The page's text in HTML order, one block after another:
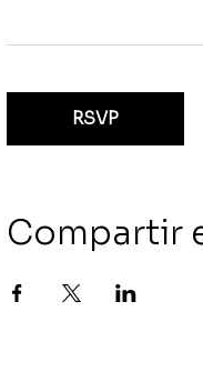
RSVP
Compartir